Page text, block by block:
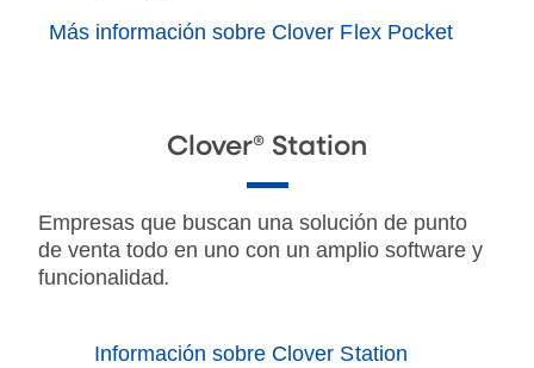
Más información sobre Clover Flex Pocket
Clover® Station
Empresas que buscan una solución de punto
de venta todo en uno con un amplio software y
funcionalidad.
Información sobre Clover Station